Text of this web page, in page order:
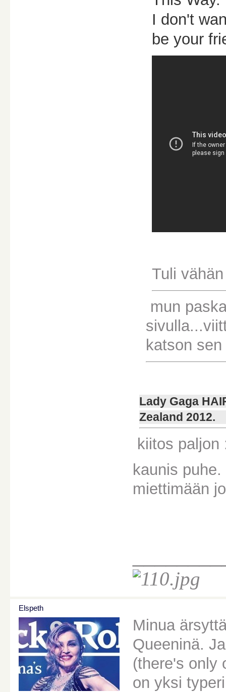
I don't
be your
Tuli
mun
katson
Lady Gaga
Zealand 2012.
kiitos paljon
kaunis
miettimään
Elspeth
Minua
Queeninä.
(there's only
on yksi